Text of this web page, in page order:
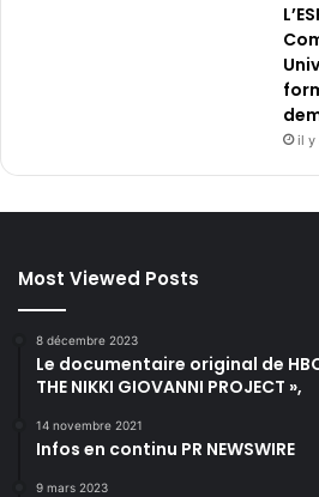
il y
Most Viewed Posts
8 décembre 2023
Le documentaire original de
THE NIKKI GIOVANNI PROJECT »,
14 novembre 2021
Infos en continu PR NEWSWIRE
9 mars 2023